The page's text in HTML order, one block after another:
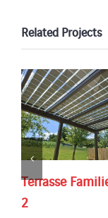
Related Projects
Terrasse
2